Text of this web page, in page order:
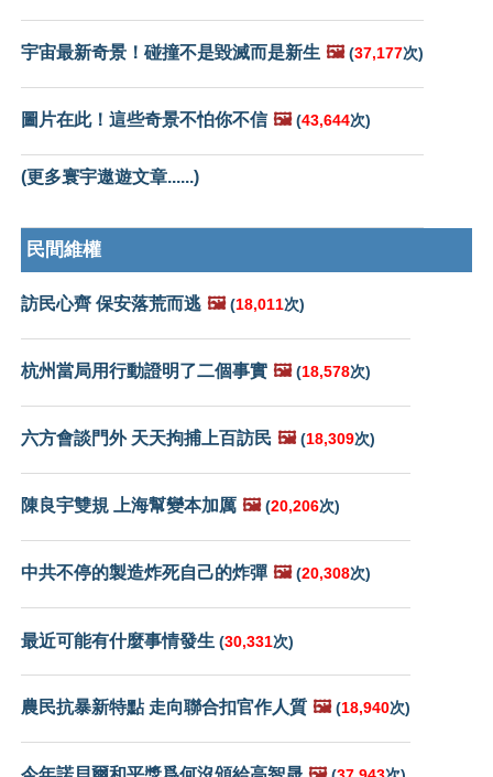
宇宙最新奇景！碰撞不是毀滅而是新生 🖼️ (37,177次)
圖片在此！這些奇景不怕你不信 🖼️ (43,644次)
(更多寰宇遨遊文章......)
民間維權
訪民心齊 保安落荒而逃 🖼️ (18,011次)
杭州當局用行動證明了二個事實 🖼️ (18,578次)
六方會談門外 天天拘捕上百訪民 🖼️ (18,309次)
陳良宇雙規 上海幫變本加厲 🖼️ (20,206次)
中共不停的製造炸死自己的炸彈 🖼️ (20,308次)
最近可能有什麼事情發生 (30,331次)
農民抗暴新特點 走向聯合扣官作人質 🖼️ (18,940次)